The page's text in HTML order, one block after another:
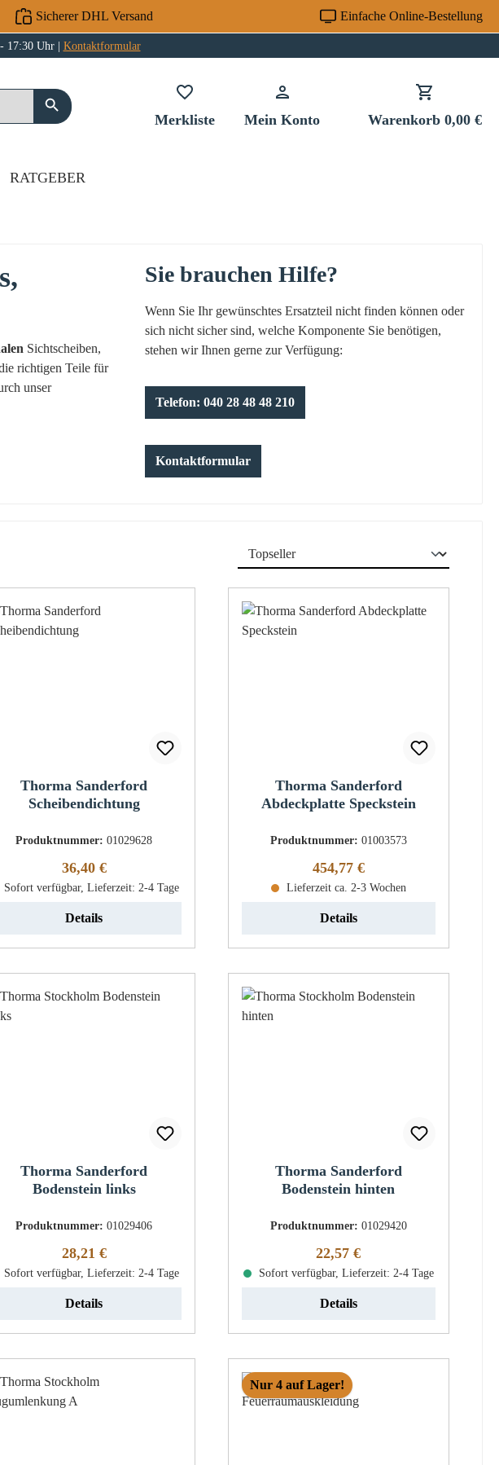
Sicherer DHL Versand Einfache Online-Bestellung
17:30 Uhr | Kontaktformular
MerklisteDu hast 0 Produkte auf dem Merkzettel
Mein Konto Warenkorb 0,00 €
RATGEBER
Sichtscheiben,
richtigen Teile für
unser
Sie brauchen Hilfe?
Wenn Sie Ihr gewünschtes Ersatzteil nicht finden können oder
sich nicht sicher sind, welche Komponente Sie benötigen,
stehen wir Ihnen gerne zur Verfügung:
Telefon: 040 28 48 48 210
Kontaktformular
Thorma Sanderford
Scheibendichtung
Produktnummer:01029628
Regulärer Preis:
36,40 €
Sofort verfügbar, Lieferzeit: 2-4 Tage
Details
Thorma Sanderford
Abdeckplatte Speckstein
Produktnummer: 01003573
Regulärer Preis:
454,77 €
Lieferzeit ca. 2-3 Wochen
Details
Thorma Sanderford
Bodenstein links
Produktnummer:01029406
Regulärer Preis:
28,21 €
Sofort verfügbar, Lieferzeit: 2-4 Tage
Details
Thorma Sanderford
Bodenstein hinten
Produktnummer: 01029420
Regulärer Preis:
22,57 €
Sofort verfügbar, Lieferzeit: 2-4 Tage
Details
Nur 4 auf Lager!